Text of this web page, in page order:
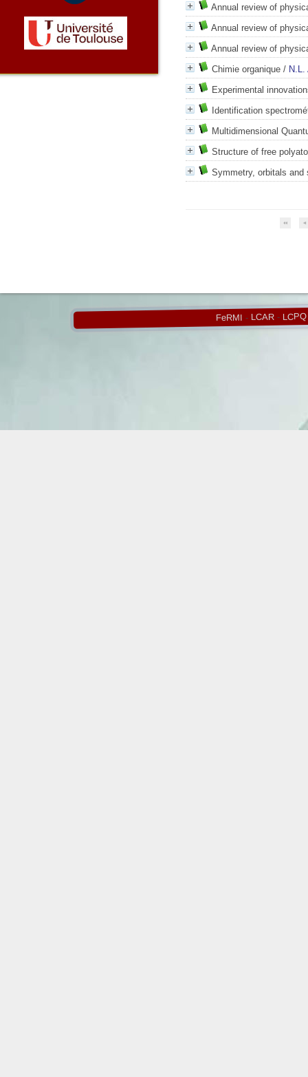
Annual review of
Annual review of
Annual review of
Chimie organique / N.L.
Experimental
Identification
Multidimensional
Structure of free
Symmetry, orbitals and
FeRMI - LCAR- LCPQ